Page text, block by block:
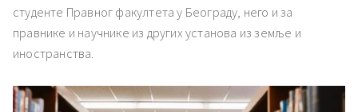
студенте Правног факултета у Београду, него и за
правнике и научнике из других установа из земље и
иностранства.